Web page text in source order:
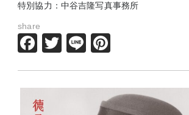
特別協力：中谷吉隆写真事務所
share
Facebook
Twitter
Line